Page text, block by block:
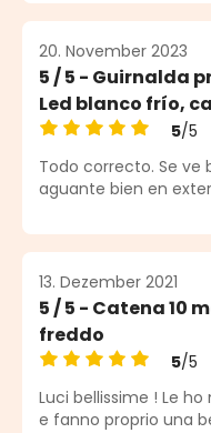
20. November 2023
5 / 5 - Guirnalda
Led blanco frío,
Durchschnittliche
5/5
Todo correcto. Se ve
aguante bien en
13. Dezember 2021
5 / 5 - Catena 10
freddo
Durchschnittliche
5/5
Luci bellissime ! Le
e fanno proprio una